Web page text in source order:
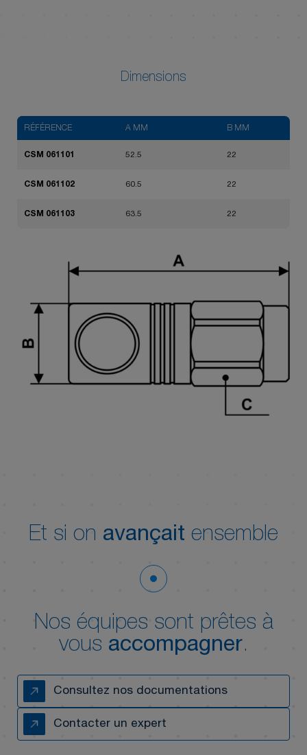
Dimensions
RÉFÉRENCE A MM B MM
CSM 061101 52.5 22
CSM 061102 60.5 22
CSM 061103 63.5 22
Et si on avançait ensemble
Nos équipes sont prêtes à
vous accompagner.
Consultez nos documentations
Contacter un expert